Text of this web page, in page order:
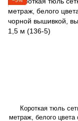
Короткая тюль
метраж, белого цвета